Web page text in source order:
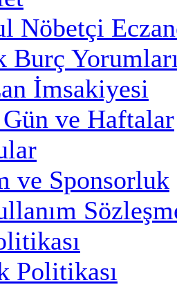
Nöbetçi
Burç
İmsakiyesi
ve Haftalar
ve Sponsorluk
Politikası